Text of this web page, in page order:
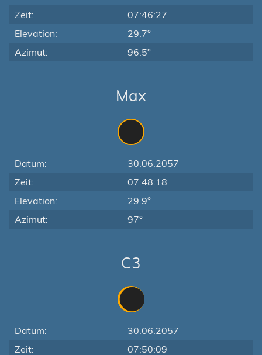
Zeit:
07:46:27
Elevation:
29.7°
Azimut:
96.5°
Max
Datum:
30.06.2057
Zeit:
07:48:18
Elevation:
29.9°
Azimut:
97°
C3
Datum:
30.06.2057
Zeit:
07:50:09